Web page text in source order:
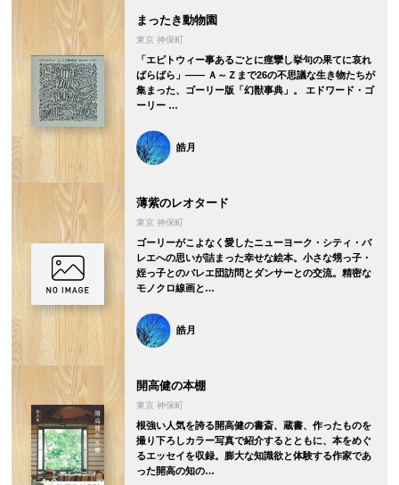
まったき動物園
東京 神保町
「エピトウィー事あるごとに痙攣し挙句の果てに哀れ
ばらばら」―― Ａ～Ｚまで26の不思議な生き物たちが
集まった、ゴーリー版「幻獣事典」。 エドワード・ゴ
ーリー …
皓月
薄紫のレオタード
東京 神保町
ゴーリーがこよなく愛したニューヨーク・シティ・バ
レエへの思いが詰まった幸せな絵本。小さな甥っ子・
姪っ子とのバレエ団訪問とダンサーとの交流。精密な
モノクロ線画と…
皓月
開高健の本棚
東京 神保町
根強い人気を誇る開高健の書斎、蔵書、作ったものを
撮り下ろしカラー写真で紹介するとともに、本をめぐ
るエッセイを収録。膨大な知識欲と体験する作家であ
った開高の知の…